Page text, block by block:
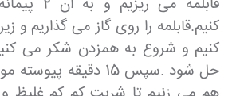
کنیم.قابلمه را روی گاز می گذاریم و
کنیم و شروع به همزدن شکر می
حل شود .سپس 15 دقیقه